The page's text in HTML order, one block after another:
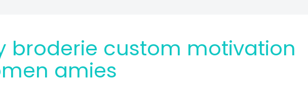
broderie custom motivation
amies